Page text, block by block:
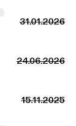
31.01.2026
24.06.2026
15.11.2025